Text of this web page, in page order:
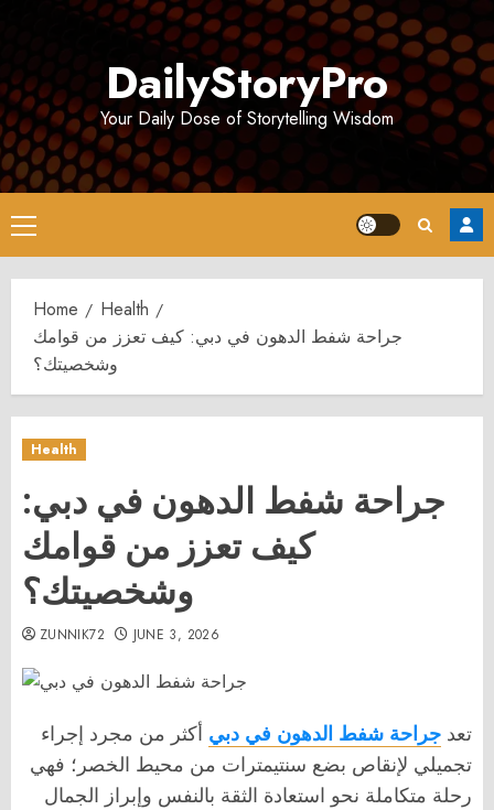
DailyStoryPro
Your Daily Dose of Storytelling Wisdom
Primary
Menu
Home
Health
جراحة شفط الدهون في دبي: كيف تعزز من قوامك
وشخصيتك؟
Health
جراحة شفط الدهون في دبي:
كيف تعزز من قوامك
وشخصيتك؟
ZUNNIK72 JUNE 3, 2026
تعد جراحة شفط الدهون في دبي أكثر من مجرد إجراء
تجميلي لإنقاص بضع سنتيمترات من محيط الخصر؛ فهي
رحلة متكاملة نحو استعادة الثقة بالنفس وإبراز الجمال